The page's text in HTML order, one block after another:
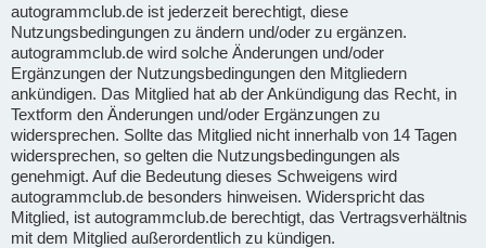
autogrammclub.de ist jederzeit berechtigt, diese
Nutzungsbedingungen zu ändern und/oder zu ergänzen.
autogrammclub.de wird solche Änderungen und/oder
Ergänzungen der Nutzungsbedingungen den Mitgliedern
ankündigen. Das Mitglied hat ab der Ankündigung das Recht, in
Textform den Änderungen und/oder Ergänzungen zu
widersprechen. Sollte das Mitglied nicht innerhalb von 14 Tagen
widersprechen, so gelten die Nutzungsbedingungen als
genehmigt. Auf die Bedeutung dieses Schweigens wird
autogrammclub.de besonders hinweisen. Widerspricht das
Mitglied, ist autogrammclub.de berechtigt, das Vertragsverhältnis
mit dem Mitglied außerordentlich zu kündigen.